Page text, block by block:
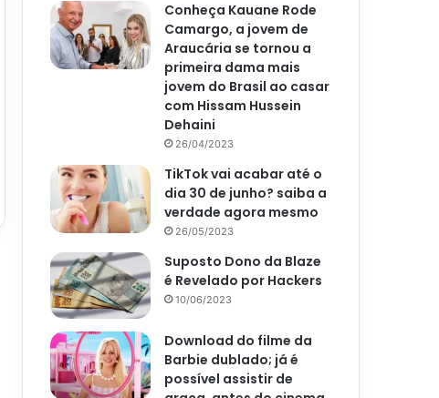
Conheça Kauane Rode
Camargo, a jovem de
Araucária se tornou a
primeira dama mais
jovem do Brasil ao casar
com Hissam Hussein
Dehaini
26/04/2023
TikTok vai acabar até o
dia 30 de junho? saiba a
verdade agora mesmo
26/05/2023
Suposto Dono da Blaze
é Revelado por Hackers
10/06/2023
Download do filme da
Barbie dublado; já é
possível assistir de